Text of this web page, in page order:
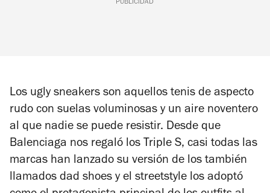
PUBLICIDAD
Los ugly sneakers son aquellos tenis de aspecto
rudo con suelas voluminosas y un aire noventero
al que nadie se puede resistir. Desde que
Balenciaga nos regaló los Triple S, casi todas las
marcas han lanzado su versión de los también
llamados dad shoes y el streetstyle los adoptó